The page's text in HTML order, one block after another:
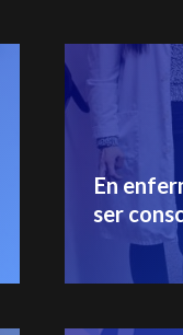
En
ser